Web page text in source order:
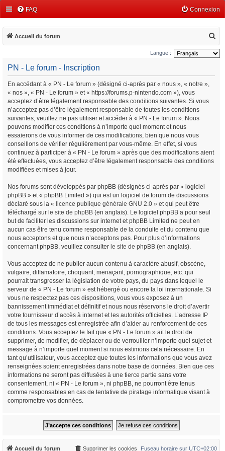
FAQ Connexion
Accueil du forum
e
c
Langue :
PN - Le forum - Inscription
En accédant à « PN - Le forum » (désigné ci-après par « nous », « notre »,
« nos », « PN - Le forum » et « https://forums.p-nintendo.com »), vous
acceptez d’être légalement responsable des conditions suivantes. Si vous
n’acceptez pas d’être légalement responsable de toutes les conditions
suivantes, veuillez ne pas utiliser et accéder à « PN - Le forum ». Nous
pouvons modifier ces conditions à n’importe quel moment et nous
essaierons de vous informer de ces modifications, bien que nous vous
conseillons de vérifier régulièrement par vous-même. En effet, si vous
continuez à participer à « PN - Le forum » après que des modifications aient
été effectuées, vous acceptez d’être légalement responsable des conditions
modifiées et mises à jour.
Nos forums sont développés par phpBB (désignés ci-après par « logiciel
phpBB » et « phpBB Limited ») qui est un logiciel de forum de discussions
déclaré sous la « licence publique générale GNU 2.0 » et qui peut être
téléchargé sur le site de phpBB (en anglais). Le logiciel phpBB a pour seul
but de faciliter les discussions sur internet et phpBB Limited ne peut en
aucun cas être tenu comme responsable de la conduite et du contenu que
nous acceptons et que nous n’acceptons pas. Pour plus d’informations
concernant phpBB, veuillez consulter le site de phpBB (en anglais).
Vous acceptez de ne publier aucun contenu à caractère abusif, obscène,
vulgaire, diffamatoire, choquant, menaçant, pornographique, etc. qui
pourrait transgresser la législation de votre pays, du pays dans lequel le
serveur de « PN - Le forum » est hébergé ou encore la loi internationale. Si
vous ne respectez pas ces dispositions, vous vous exposez à un
bannissement immédiat et définitif et nous nous réservons le droit d’avertir
votre fournisseur d’accès à internet et les autorités officielles. L’adresse IP
de tous les messages est enregistrée afin d’aider au renforcement de ces
conditions. Vous acceptez le fait que « PN - Le forum » ait le droit de
supprimer, de modifier, de déplacer ou de verrouiller n’importe quel sujet et
message à n’importe quel moment si nous estimons cela nécessaire. En
tant qu’utilisateur, vous acceptez que toutes les informations que vous avez
renseignées soient enregistrées dans notre base de données. Bien que ces
informations ne seront pas diffusées à une tierce partie sans votre
consentement, ni « PN - Le forum », ni phpBB, ne pourront être tenus
comme responsables en cas de tentative de piratage informatique visant à
compromettre vos données.
Accueil du forum Fuseau horaire sur UTC+02:00
Supprimer les cookies